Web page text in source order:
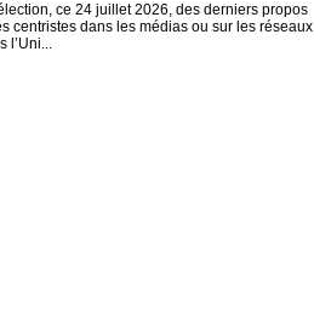
ce 24 juillet 2026, des derniers propos
centristes dans les médias ou sur les réseaux
l’Uni...